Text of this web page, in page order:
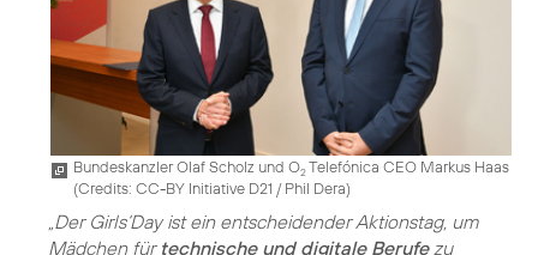
Bundeskanzler Olaf Scholz und O2Telefónica CEO Markus Haas
(Credits: CC-BY Initiative D21 / Phil Dera)
„Der Girls‘Day ist ein entscheidender Aktionstag, um
Mädchen für technische und digitale Berufezu